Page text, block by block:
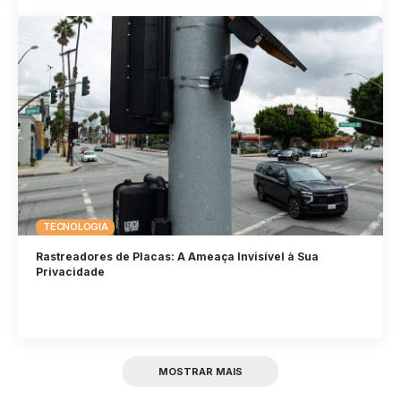
TECNOLOGIA
Rastreadores de Placas: A Ameaça Invisível à Sua
Privacidade
MOSTRAR MAIS